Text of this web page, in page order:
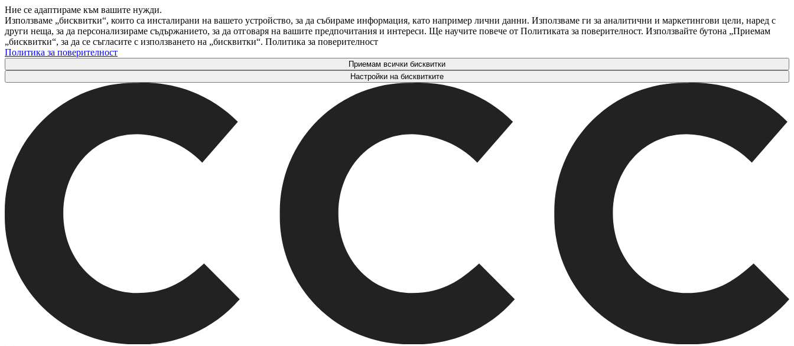
Ние се адаптираме към вашите нужди.
Използваме „бисквитки“, които са инсталирани на вашето устройство, за да събираме информация, като например лични данни. Използваме ги за аналитични и маркетингови цели, наред с
други неща, за да персонализираме съдържанието, за да отговаря на вашите предпочитания и интереси. Ще научите повече от Политиката за поверителност. Използвайте бутона „Приемам
„бисквитки“, за да се съгласите с използването на „бисквитки“. Политика за поверителност
Политика за поверителност
Приемам всички бисквитки
Настройки на бисквитките